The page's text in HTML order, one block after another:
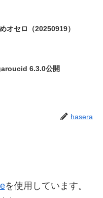
オセロ（20250919）
6.3.0公開
hasera
を使用しています。